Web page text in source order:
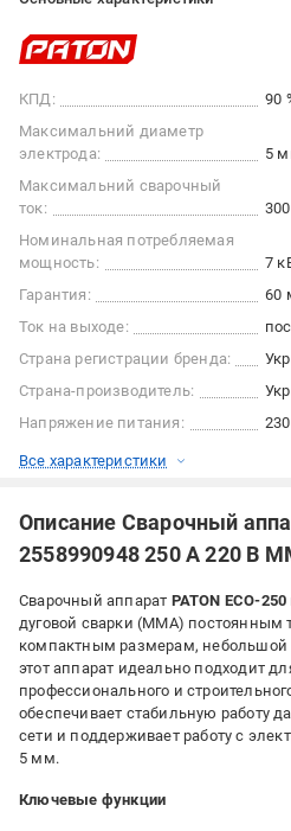
КПД:
90
Максимальний диаметр
электрода:
5
Максимальний сварочный
ток:
Номинальная потребляемая
мощность:
7
Гарантия:
60
Ток на выходе:
Страна регистрации бренда:
Страна-производитель:
Напряжение питания:
Все характеристики
Описание Сварочный
2558990948 250 А 220 В
Сварочный аппарат PATON ECO-250
дуговой сварки (MMA) постоянным
компактным размерам, небольшой
этот аппарат идеально подходит
профессионального и
обеспечивает стабильную работу
сети и поддерживает работу с
5 мм.
Ключевые функции